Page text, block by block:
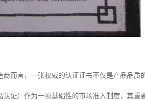
而言，一张权威的认证证书不仅是产品品质
认证）作为一项基础性的市场准入制度，其重